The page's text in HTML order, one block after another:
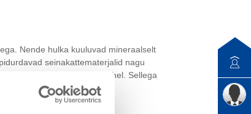
Nende hulka kuuluvad mineraalselt
seinakattematerjalid nagu
iQ-Thermi ja siseruumi vahel. Sellega